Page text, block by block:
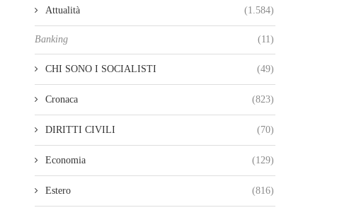
Attualità (1.584)
Banking (11)
CHI SONO I SOCIALISTI (49)
Cronaca (823)
DIRITTI CIVILI (70)
Economia (129)
Estero (816)